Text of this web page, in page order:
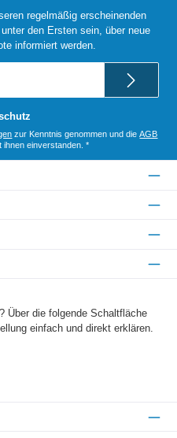
regelmäßig erscheinenden
den Ersten sein, über neue
informiert werden.
zur Kenntnis genommen und dieAGB
ihnen einverstanden. *
Über die folgende Schaltfläche
einfach und direkt erklären.